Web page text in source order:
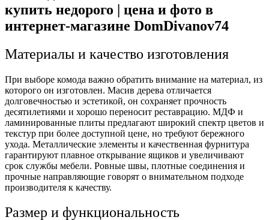
Материалы и качество изготовления
При выборе комода важно обратить внимание на материал, из
которого он изготовлен. Масив дерева отличается
долговечностью и эстетикой, он сохраняет прочность
десятилетиями и хорошо переносит реставрацию. МДФ и
ламинированные плиты предлагают широкий спектр цветов и
текстур при более доступной цене, но требуют бережного
ухода. Металлические элементы и качественная фурнитура
гарантируют плавное открывание ящиков и увеличивают
срок службы мебели. Ровные швы, плотные соединения и
прочные направляющие говорят о внимательном подходе
производителя к качеству.
Размер и функциональность